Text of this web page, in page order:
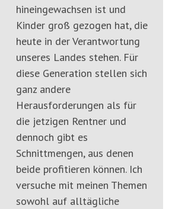
hineingewachsen ist und
Kinder groß gezogen hat, die
heute in der Verantwortung
unseres Landes stehen. Für
diese Generation stellen sich
ganz andere
Herausforderungen als für
die jetzigen Rentner und
dennoch gibt es
Schnittmengen, aus denen
beide profitieren können. Ich
versuche mit meinen Themen
sowohl auf alltägliche